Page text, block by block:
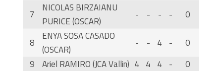
7
NICOLAS BIRZAIANU
PURICE (OSCAR)
- - - - 0
8
ENYA SOSA CASADO
(OSCAR)
- - 4 -
0
9
Ariel RAMIRO (JCA Vallin) 4 4 4 -
0